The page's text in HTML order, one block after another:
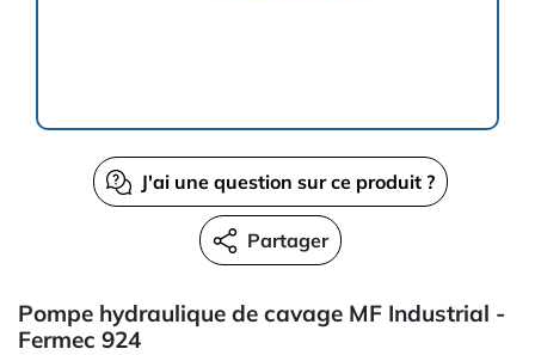
J'ai une question sur ce produit ?
Partager
Pompe hydraulique de cavage MF Industrial -
Fermec 924